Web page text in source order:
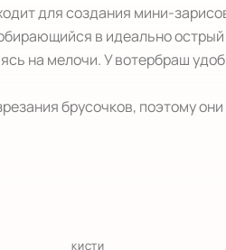
для создания мини-
в идеально
на мелочи. У вотербраш
брусочков, поэтому
КИСТИ